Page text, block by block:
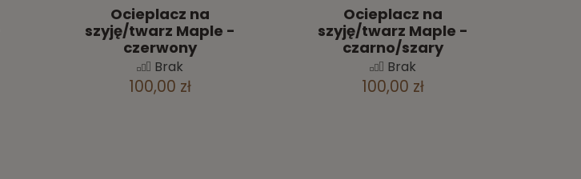
Ocieplacz na
szyję/twarz Maple -
czerwony
Brak
100,00 zł
Ocieplacz na
szyję/twarz Maple -
czarno/szary
Brak
100,00 zł